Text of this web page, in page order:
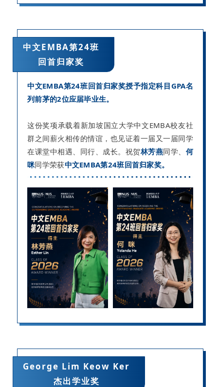
中文EMBA第24班
回首归家奖
中文EMBA第24班回首归家奖授予指定科目GPA名
列前茅的2位应届毕业生。
这份奖项承载着新加坡国立大学中文EMBA校友社
群之间薪火相传的情谊，也见证着一届又一届同学
在课堂中相遇、同行、成长。 祝贺林芳燕同学、 何
咪同学荣获中文EMBA第24班回首归家奖。
George Lim Keow Ker
杰出学业奖